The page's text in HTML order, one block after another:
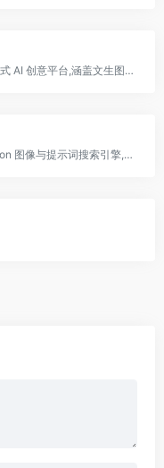
Adobe Firefly 是 Adobe 推出的生成式 AI 创意平台,涵盖文生图、生成式填充、文字效果、生成式重新着色、矢量与 AI 视频生成等多种能力,并
Lexica 最初是知名的 Stable Diffusion 图像与提示词搜索引擎,收录了海量 AI 生成作品及其对应的 prompt 提示词,长期是设计师与